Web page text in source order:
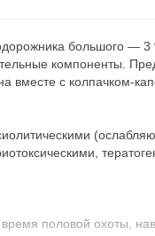
большого
компоненты.
с колпачком-
половой охоты,